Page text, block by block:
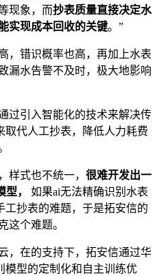
现象，⽽抄表质量直接决定水
实现成本回收的关键。”
，错识概率也高，再加上水表
漏水告警不及时，极大地影响
过引入智能化的技术来解决传
取代人工抄表，降低人力耗费
样式也不统一， 很难开发出一
，
如果ai无法精确识别水表
工抄表的难题，于是拓安信的
这个难题。
，在的支持下，拓安信通过华
模型的定制化和自主训练优